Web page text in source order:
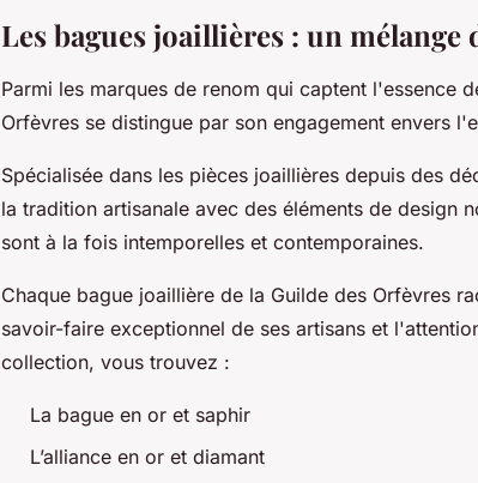
Les bagues joaillières : un
Parmi les marques de renom qui captent l'essence
Orfèvres se distingue par son engagement envers
Spécialisée dans les pièces joaillières depuis des
la tradition artisanale avec des éléments de design
sont à la fois intemporelles et contemporaines.
Chaque bague joaillière de la Guilde des Orfèvres
savoir-faire exceptionnel de ses artisans et
collection, vous trouvez :
La bague en or et saphir
L’alliance en or et diamant